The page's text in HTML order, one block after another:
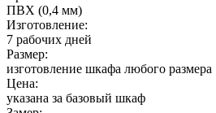
ПВХ (0,4 мм)
Изготовление:
7 рабочих дней
Размер:
изготовление шкафа любого размера
Цена:
указана за базовый шкаф